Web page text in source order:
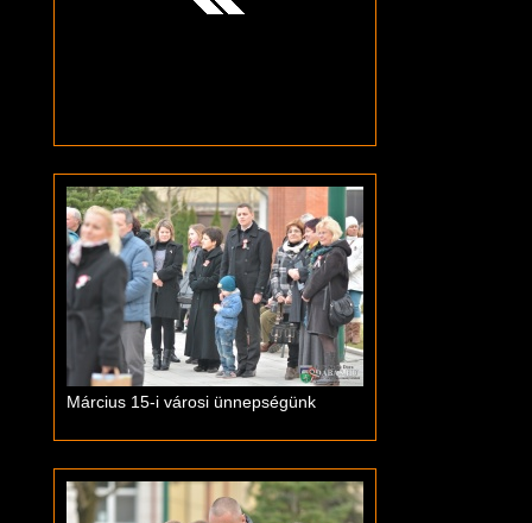
Március 15-i városi ünnepségünk